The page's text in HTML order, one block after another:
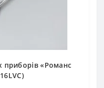
приборів «Романс